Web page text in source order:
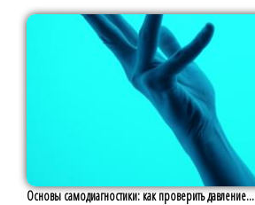
Основы самодиагностики: как проверить давление...